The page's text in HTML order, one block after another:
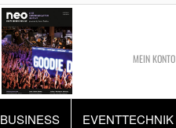
MEIN KONTO
BUSINESS EVENTTECHNIK